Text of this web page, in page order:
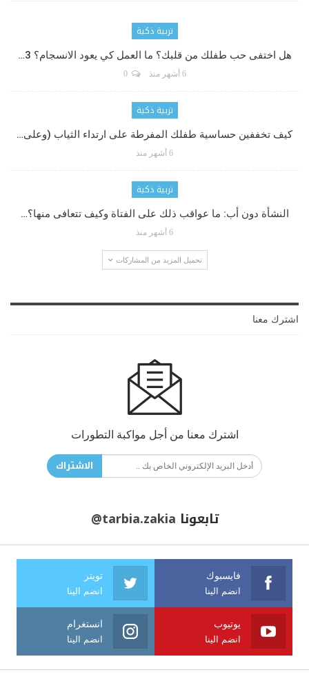
تربية ذكية
هل اختفى حب طفلك من قلبك؟ ما العمل كي يعود الانسجام؟ 3…
6 أشهر منذ 0
تربية ذكية
كيف تخففين حساسية طفلك المفرطة على ارتداء الثياب (وعلى…
6 أشهر منذ
تربية ذكية
النشأة دون أب: ما عواقب ذلك على الفتاة وكيف تتعافى منها؟…
6 أشهر منذ
تحميل المزيد من المشاركات
اشترك معنا
اشترك معنا من أجل مواكبة التطورات
الاشتراك
تابعونا @tarbia.zakia
فايسبوك
انضم الينا
تويتر
انضم الينا
يوتيوب
انضم الينا
انستغرام
انضم الينا